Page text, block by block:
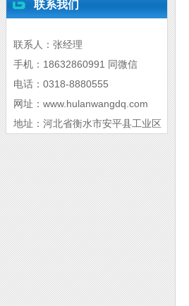
联系我们
联系人：张经理
手机：18632860991 同微信
电话：0318-8880555
网址：www.hulanwangdq.com
地址：河北省衡水市安平县工业区